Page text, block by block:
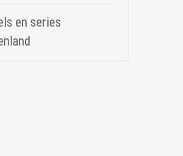
en series